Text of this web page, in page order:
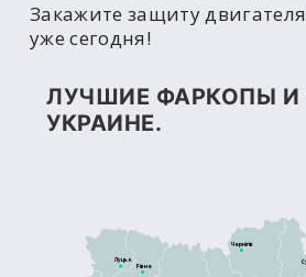
Закажите защиту
уже сегодня!
ЛУЧШИЕ ФАРКОПЫ И
УКРАИНЕ.
Луцьк
Рівне
Чернігів